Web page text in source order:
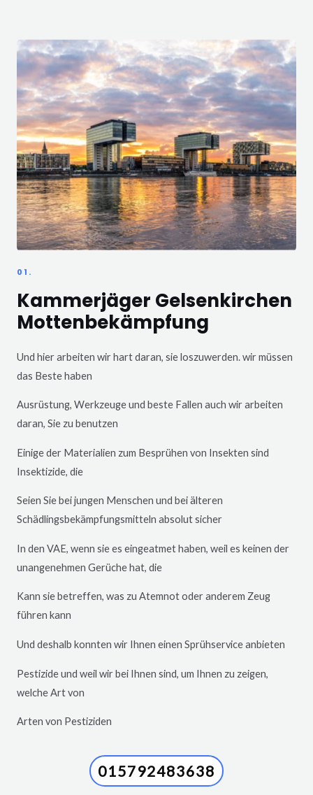
01.
Kammerjäger Gelsenkirchen
Mottenbekämpfung
Und hier arbeiten wir hart daran, sie loszuwerden. wir müssen
das Beste haben
Ausrüstung, Werkzeuge und beste Fallen auch wir arbeiten
daran, Sie zu benutzen
Einige der Materialien zum Besprühen von Insekten sind
Insektizide, die
Seien Sie bei jungen Menschen und bei älteren
Schädlingsbekämpfungsmitteln absolut sicher
In den VAE, wenn sie es eingeatmet haben, weil es keinen der
unangenehmen Gerüche hat, die
Kann sie betreffen, was zu Atemnot oder anderem Zeug
führen kann
Und deshalb konnten wir Ihnen einen Sprühservice anbieten
Pestizide und weil wir bei Ihnen sind, um Ihnen zu zeigen,
welche Art von
Arten von Pestiziden
015792483638